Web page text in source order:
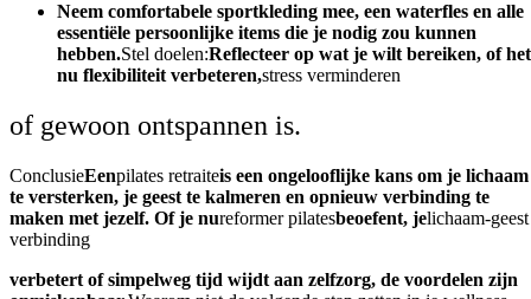
Neem comfortabele sportkleding mee, een waterfles en alle
essentiële persoonlijke items die je nodig zou kunnen
hebben.Stel doelen:Reflecteer op wat je wilt bereiken, of het
nu flexibiliteit verbeteren,stress verminderen
of gewoon ontspannen is.
ConclusieEenpilates retraiteis een ongelooflijke kans om je lichaam
te versterken, je geest te kalmeren en opnieuw verbinding te
maken met jezelf. Of je nureformer pilatesbeoefent, jelichaam-geest
verbinding
verbetert of simpelweg tijd wijdt aan zelfzorg, de voordelen zijn